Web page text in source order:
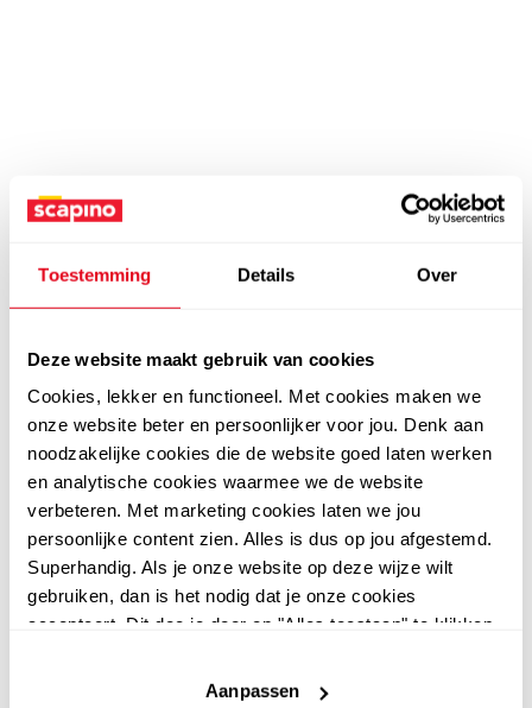
Toestemming Details Over
Deze website maakt gebruik van cookies
Cookies, lekker en functioneel. Met cookies maken we
onze website beter en persoonlijker voor jou. Denk aan
noodzakelijke cookies die de website goed laten werken
en analytische cookies waarmee we de website
verbeteren. Met marketing cookies laten we jou
persoonlijke content zien. Alles is dus op jou afgestemd.
Superhandig. Als je onze website op deze wijze wilt
gebruiken, dan is het nodig dat je onze cookies
accepteert. Dit doe je door op "Alles toestaan" te klikken.
website niet optimaal functioneert.
Aanpassen